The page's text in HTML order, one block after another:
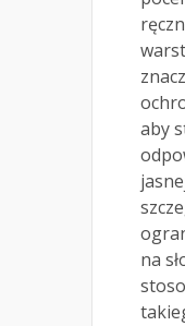
aby
na